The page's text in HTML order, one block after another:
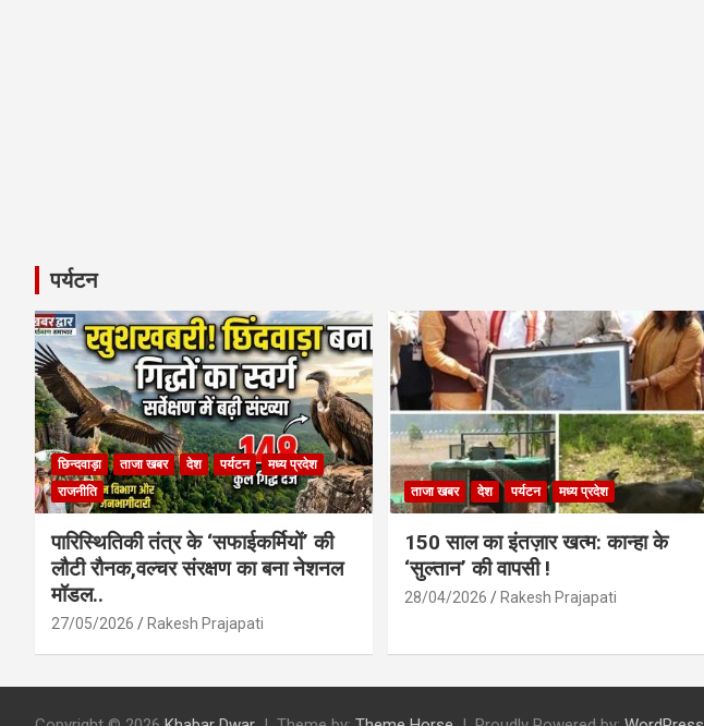
पर्यटन
छिन्दवाड़ा ताजा खबर देश पर्यटन
मध्य प्रदेश
राजनीति
पारिस्थितिकी तंत्र के ‘सफाईकर्मियों’ की
लौटी रौनक,वल्चर संरक्षण का बना नेशनल
मॉडल..
27/05/2026 Rakesh Prajapati
ताजा खबर देश पर्यटन मध्य प्रदेश
150 साल का इंतज़ार खत्म: कान्हा के
‘सुल्तान’ की वापसी !
28/04/2026 Rakesh Prajapati